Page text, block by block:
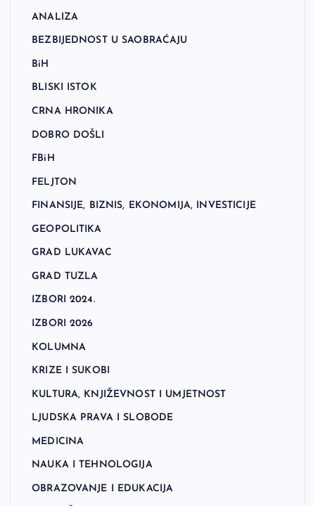
ANALIZA
BEZBIJEDNOST U SAOBRAĆAJU
BiH
BLISKI ISTOK
CRNA HRONIKA
DOBRO DOŠLI
FBiH
FELJTON
FINANSIJE, BIZNIS, EKONOMIJA, INVESTICIJE
GEOPOLITIKA
GRAD LUKAVAC
GRAD TUZLA
IZBORI 2024.
IZBORI 2026
KOLUMNA
KRIZE I SUKOBI
KULTURA, KNJIŽEVNOST I UMJETNOST
LJUDSKA PRAVA I SLOBODE
MEDICINA
NAUKA I TEHNOLOGIJA
OBRAZOVANJE I EDUKACIJA